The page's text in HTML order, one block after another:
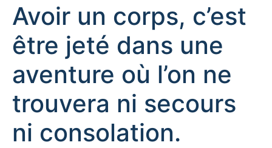
Avoir un corps, c’est
être jeté dans une
aventure où l’on ne
trouvera ni secours
ni consolation.